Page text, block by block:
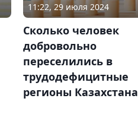
11:22, 29 июля 2024
Сколько человек
добровольно
переселились в
трудодефицитные
регионы Казахстана